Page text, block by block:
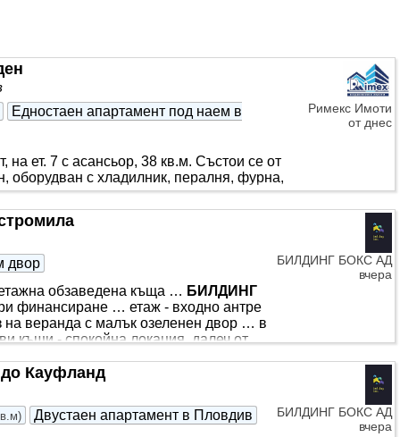
Римекс Имоти
от днес
Едностаен апартамент под наем в
на ет. 7 с асансьор, 38 кв.м. Състои се от
оборудван с хладилник, пералня, фурна,
БИЛДИНГ БОКС АД
вчера
двор
обзаведена къща … БИЛДИНГ
финансиране … етаж - входно антре
на веранда с малък озеленен двор … в
къщи - спокойна локация, далеч от
е на три етажа и разполага със
площ е 345 кв.м,
БИЛДИНГ БОКС АД
вчера
до Кауфланд
)
Двустаен апартамент в Пловдив